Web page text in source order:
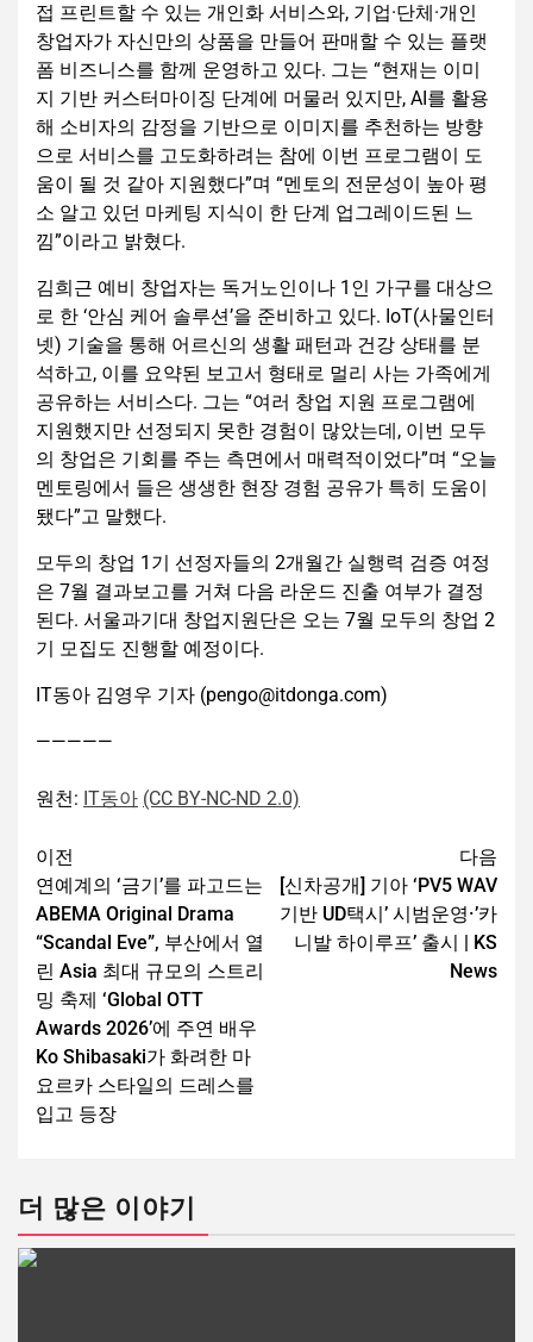
접 프린트할 수 있는 개인화 서비스와, 기업·단체·개인
창업자가 자신만의 상품을 만들어 판매할 수 있는 플랫
폼 비즈니스를 함께 운영하고 있다. 그는 “현재는 이미
지 기반 커스터마이징 단계에 머물러 있지만, AI를 활용
해 소비자의 감정을 기반으로 이미지를 추천하는 방향
으로 서비스를 고도화하려는 참에 이번 프로그램이 도
움이 될 것 같아 지원했다”며 “멘토의 전문성이 높아 평
소 알고 있던 마케팅 지식이 한 단계 업그레이드된 느
낌”이라고 밝혔다.
김희근 예비 창업자는 독거노인이나 1인 가구를 대상으
로 한 ‘안심 케어 솔루션’을 준비하고 있다. IoT(사물인터
넷) 기술을 통해 어르신의 생활 패턴과 건강 상태를 분
석하고, 이를 요약된 보고서 형태로 멀리 사는 가족에게
공유하는 서비스다. 그는 “여러 창업 지원 프로그램에
지원했지만 선정되지 못한 경험이 많았는데, 이번 모두
의 창업은 기회를 주는 측면에서 매력적이었다”며 “오늘
멘토링에서 들은 생생한 현장 경험 공유가 특히 도움이
됐다”고 말했다.
모두의 창업 1기 선정자들의 2개월간 실행력 검증 여정
은 7월 결과보고를 거쳐 다음 라운드 진출 여부가 결정
된다. 서울과기대 창업지원단은 오는 7월 모두의 창업 2
기 모집도 진행할 예정이다.
IT동아 김영우 기자 (pengo@itdonga.com)
—————
원천: IT동아 (CC BY-NC-ND 2.0)
이전
연예계의 ‘금기’를 파고드는
ABEMA Original Drama
“Scandal Eve”, 부산에서 열
린 Asia 최대 규모의 스트리
밍 축제 ‘Global OTT
Awards 2026’에 주연 배우
Ko Shibasaki가 화려한 마
요르카 스타일의 드레스를
입고 등장
다음
[신차공개] 기아 ‘PV5 WAV
기반 UD택시’ 시범운영·’카
니발 하이루프’ 출시 | KS
News
더 많은 이야기